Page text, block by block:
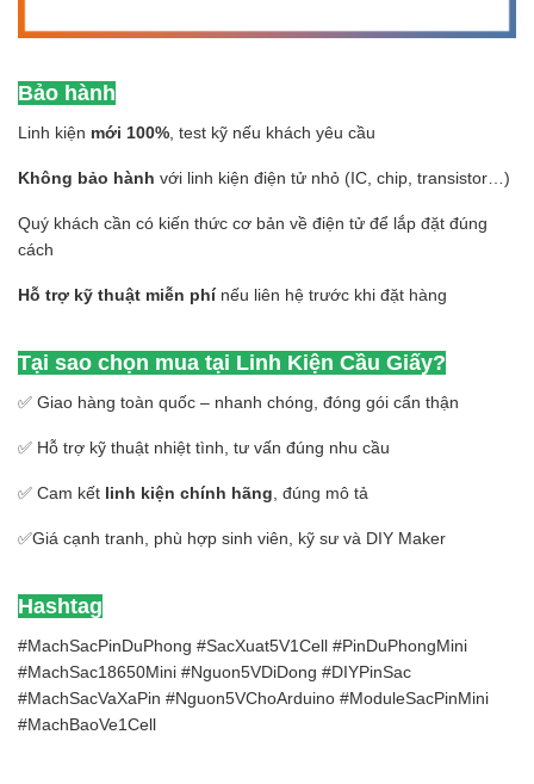
Bảo hành
Linh kiện mới 100% , test kỹ nếu khách yêu cầu
Không bảo hành với linh kiện điện tử nhỏ (IC, chip, transistor…)
Quý khách cần có kiến thức cơ bản về điện tử để lắp đặt đúng
cách
Hỗ trợ kỹ thuật miễn phínếu liên hệ trước khi đặt hàng
Tại sao chọn mua tại Linh Kiện Cầu Giấy?
✅ Giao hàng toàn quốc – nhanh chóng, đóng gói cẩn thận
✅ Hỗ trợ kỹ thuật nhiệt tình, tư vấn đúng nhu cầu
✅ Cam kết linh kiện chính hãng , đúng mô tả
✅Giá cạnh tranh, phù hợp sinh viên, kỹ sư và DIY Maker
Hashtag
#MachSacPinDuPhong #SacXuat5V1Cell #PinDuPhongMini
#MachSac18650Mini #Nguon5VDiDong #DIYPinSac
#MachSacVaXaPin #Nguon5VChoArduino #ModuleSacPinMini
#MachBaoVe1Cell